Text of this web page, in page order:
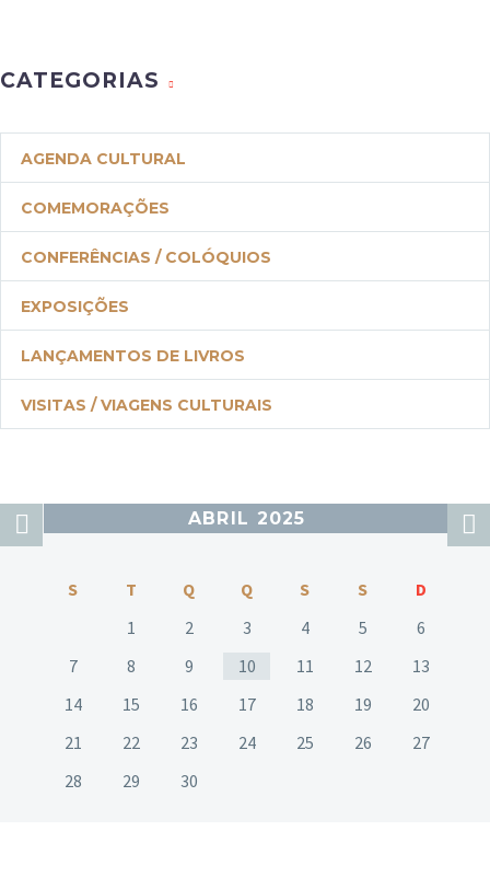
CATEGORIAS
AGENDA CULTURAL
COMEMORAÇÕES
CONFERÊNCIAS / COLÓQUIOS
EXPOSIÇÕES
LANÇAMENTOS DE LIVROS
VISITAS / VIAGENS CULTURAIS
ABRIL 2025
S T Q Q S S
D
1
2 3 4 5
6
7
8 9 10 11 12
13
14
15 16 17 18 19
20
21
22 23 24 25 26
27
28
29 30